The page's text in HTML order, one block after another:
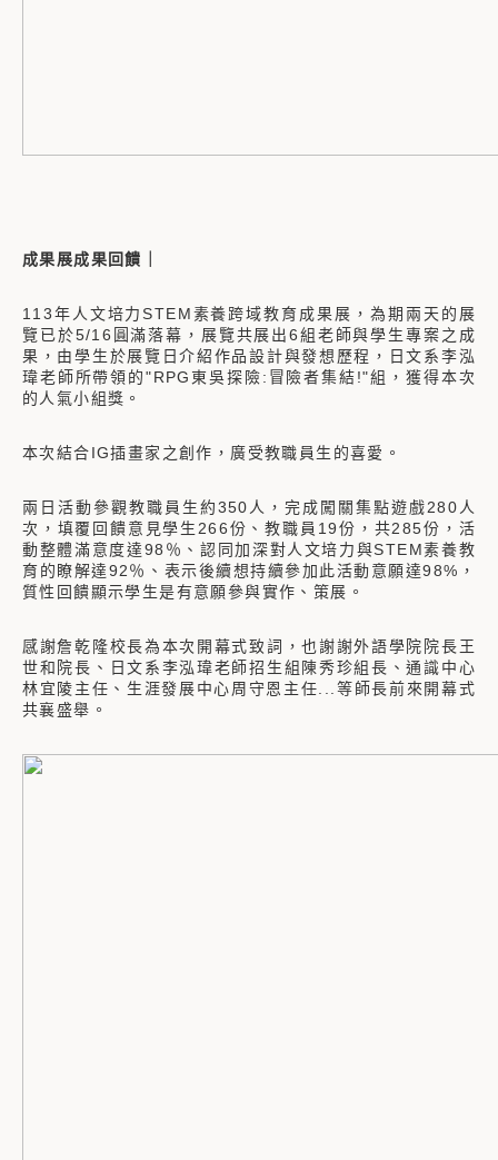
成果展成果回饋｜
113年人文培力STEM素養跨域教育成果展，為期兩天的展
覽已於5/16圓滿落幕，展覽共展出6組老師與學生專案之成
果，由學生於展覽日介紹作品設計與發想歷程，日文系李泓
瑋老師所帶領的"RPG東吳探險:冒險者集結!"組，獲得本次
的人氣小組獎。
本次結合IG插畫家之創作，廣受教職員生的喜愛。
兩日活動參觀教職員生約350人，完成闖關集點遊戲280人
次，填覆回饋意見學生266份、教職員19份，共285份，活
動整體滿意度達98％、認同加深對人文培力與STEM素養教
育的瞭解達92％、表示後續想持續參加此活動意願達98%，
質性回饋顯示學生是有意願參與實作、策展。
感謝詹乾隆校長為本次開幕式致詞，也謝謝外語學院院長王
世和院長、日文系李泓瑋老師招生組陳秀珍組長、通識中心
林宜陵主任、生涯發展中心周守恩主任...等師長前來開幕式
共襄盛舉。